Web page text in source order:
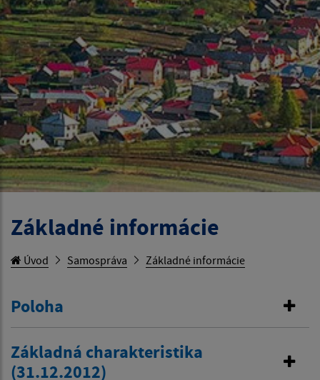
Základné informácie
Úvod Samospráva Základné informácie
Poloha
Základná charakteristika
(31.12.2012)